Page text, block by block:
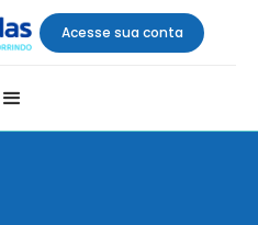
Acesse sua conta